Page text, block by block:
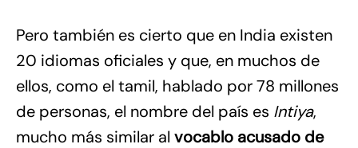
Pero también es cierto que en India existen
20 idiomas oficiales y que, en muchos de
ellos, como el tamil, hablado por 78 millones
de personas, el nombre del país es Intiya,
mucho más similar al vocablo acusado de